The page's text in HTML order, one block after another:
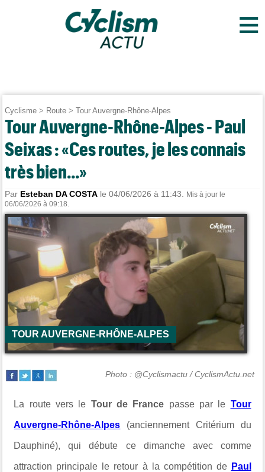
≡
Cyclisme > Route >Tour Auvergne-Rhône-Alpes
Tour Auvergne-Rhône-Alpes - Paul
Seixas : «Ces routes, je les connais
très bien...»
Par Esteban DA COSTA le 04/06/2026 à 11:43.
Mis à jour le
06/06/2026 à 09:18.
TOUR AUVERGNE-RHÔNE-ALPES
Photo : @Cyclismactu / CyclismActu.net
La route vers le Tour de France passe par le Tour
Auvergne-Rhône-Alpes (anciennement Critérium du
Dauphiné), qui débute ce dimanche avec comme
attraction principale le retour à la compétition de Paul